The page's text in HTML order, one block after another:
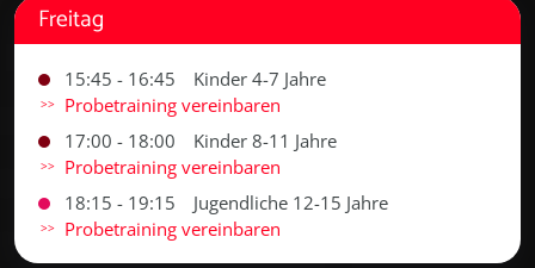
Freitag
15:45 - 16:45
Kinder 4-7 Jahre
Probetraining vereinbaren
17:00 - 18:00
Kinder 8-11 Jahre
Probetraining vereinbaren
18:15 - 19:15
Jugendliche 12-15 Jahre
Probetraining vereinbaren